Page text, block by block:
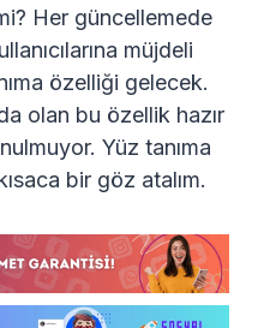
Her güncellemede
müjdeli
özelliği gelecek.
olan bu özellik hazır
Yüz tanıma
bir göz atalım.